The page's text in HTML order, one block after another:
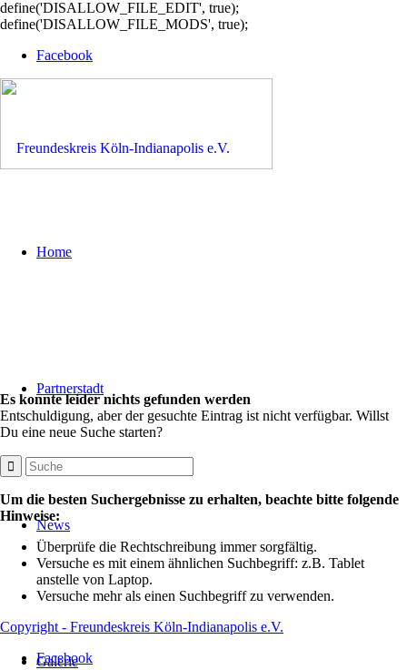
define('DISALLOW_FILE_EDIT', true);
define('DISALLOW_FILE_MODS', true);
Facebook
Home
Partnerstadt
News
Galerie
Es konnte leider nichts gefunden werden
Entschuldigung, aber der gesuchte Eintrag ist nicht verfügbar. Willst
Du eine neue Suche starten?
Um die besten Suchergebnisse zu erhalten, beachte bitte folgende
Hinweise:
Überprüfe die Rechtschreibung immer sorgfältig.
Versuche es mit einem ähnlichen Suchbegriff: z.B. Tablet
anstelle von Laptop.
Versuche mehr als einen Suchbegriff zu verwenden.
Copyright - Freundeskreis Köln-Indianapolis e.V.
Facebook